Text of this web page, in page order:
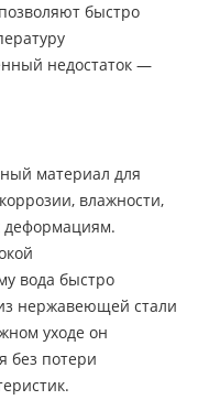
быстро
недостаток —
материал для
влажности,
деформациям.
вода быстро
нержавеющей стали
уходе он
без потери